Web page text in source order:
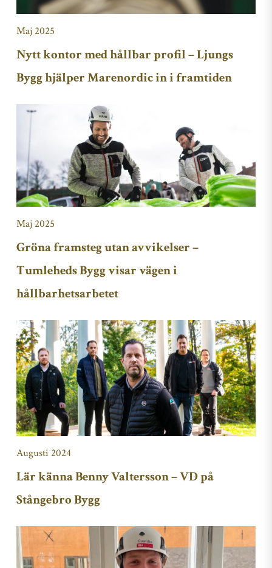
Maj 2025
Nytt kontor med hållbar profil – Ljungs
Bygg hjälper Marenordic in i framtiden
Maj 2025
Gröna framsteg utan avvikelser –
Tumleheds Bygg visar vägen i
hållbarhetsarbetet
Augusti 2024
Lär känna Benny Valtersson – VD på
Stångebro Bygg